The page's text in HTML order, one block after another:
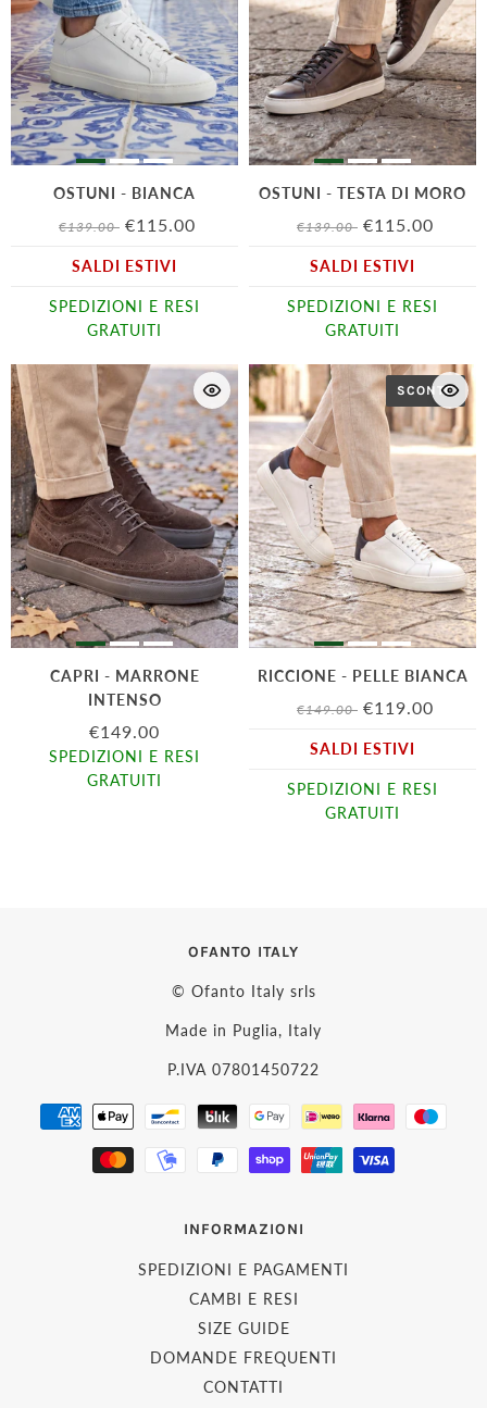
OSTUNI - BIANCA
€139.00 €115.00
SALDI ESTIVI
SPEDIZIONI E RESI
GRATUITI
OSTUNI - TESTA DI MORO
€139.00 €115.00
SALDI ESTIVI
SPEDIZIONI E RESI
GRATUITI
CAPRI - MARRONE
INTENSO
€149.00
SPEDIZIONI E RESI
GRATUITI
SCONTO
RICCIONE - PELLE BIANCA
€149.00 €119.00
SALDI ESTIVI
SPEDIZIONI E RESI
GRATUITI
OFANTO ITALY
© Ofanto Italy srls
Made in Puglia, Italy
P.IVA 07801450722
INFORMAZIONI
SPEDIZIONI E PAGAMENTI
CAMBI E RESI
SIZE GUIDE
DOMANDE FREQUENTI
CONTATTI